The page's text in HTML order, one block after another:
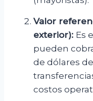
Valor
exterior): Es
pueden
de dólares
costos